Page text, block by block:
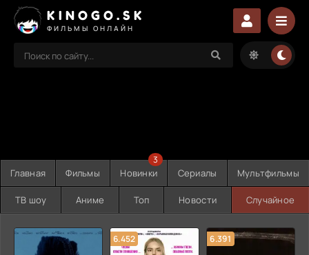
KINOGO.SK
ФИЛЬМЫ ОНЛАЙН
Главная Фильмы Новинки
3
Сериалы Мультфильмы
ТВ шоу Аниме Топ Новости Случайное
6.452 6.391